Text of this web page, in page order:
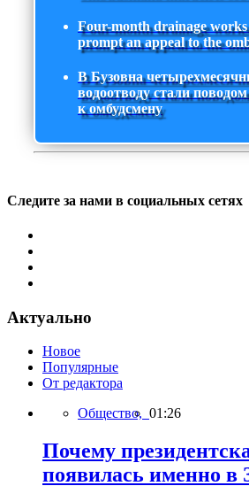
Four-month drainage
prompt an appeal to the
В Бузовна
водоотводу стали
к омбудсмену
Следите за нами в социальных сетях
Актуально
Новое
Популярные
От редактора
Общество, 01:26
Почему
появилась именно в